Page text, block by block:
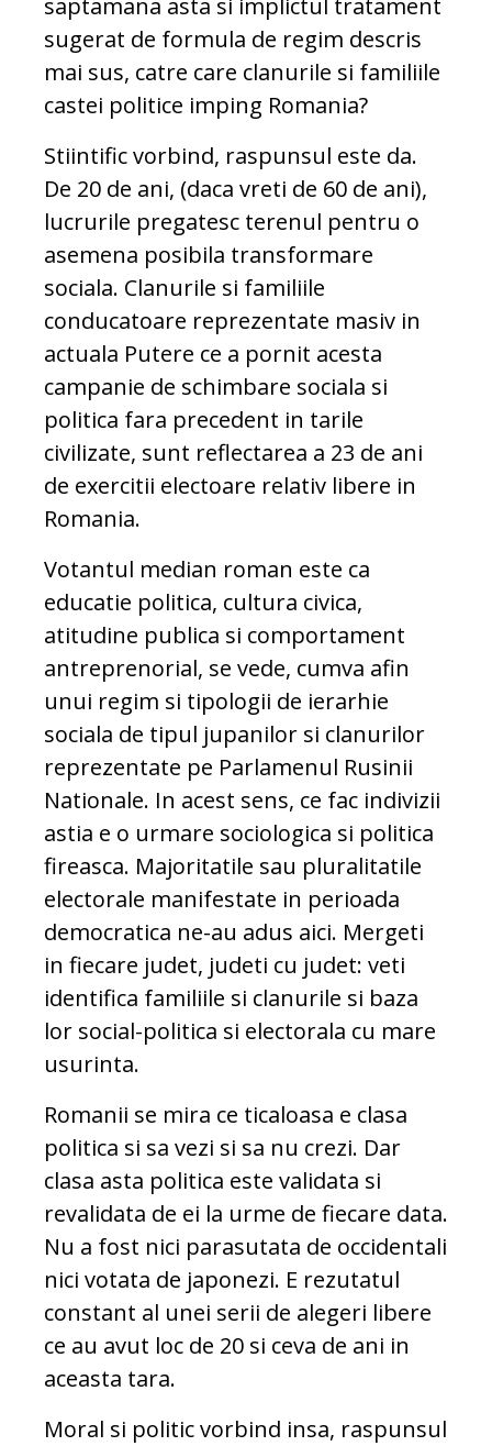
saptamana asta si implictul tratament
sugerat de formula de regim descris
mai sus, catre care clanurile si familiile
castei politice imping Romania?
Stiintific vorbind, raspunsul este da.
De 20 de ani, (daca vreti de 60 de ani),
lucrurile pregatesc terenul pentru o
asemena posibila transformare
sociala. Clanurile si familiile
conducatoare reprezentate masiv in
actuala Putere ce a pornit acesta
campanie de schimbare sociala si
politica fara precedent in tarile
civilizate, sunt reflectarea a 23 de ani
de exercitii electoare relativ libere in
Romania.
Votantul median roman este ca
educatie politica, cultura civica,
atitudine publica si comportament
antreprenorial, se vede, cumva afin
unui regim si tipologii de ierarhie
sociala de tipul jupanilor si clanurilor
reprezentate pe Parlamenul Rusinii
Nationale. In acest sens, ce fac indivizii
astia e o urmare sociologica si politica
fireasca. Majoritatile sau pluralitatile
electorale manifestate in perioada
democratica ne-au adus aici. Mergeti
in fiecare judet, judeti cu judet: veti
identifica familiile si clanurile si baza
lor social-politica si electorala cu mare
usurinta.
Romanii se mira ce ticaloasa e clasa
politica si sa vezi si sa nu crezi. Dar
clasa asta politica este validata si
revalidata de ei la urme de fiecare data.
Nu a fost nici parasutata de occidentali
nici votata de japonezi. E rezutatul
constant al unei serii de alegeri libere
ce au avut loc de 20 si ceva de ani in
aceasta tara.
Moral si politic vorbind insa, raspunsul